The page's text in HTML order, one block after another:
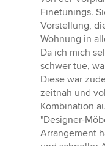
5
Sternen
Finetunings.
Vorstellung,
Wohnung in
Da ich mich
schwer tue,
Diese war
zeitnah und
Kombination
"Designer-
Arrangement